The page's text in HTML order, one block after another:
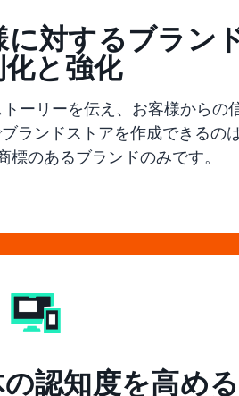
に対するブラン
と強化
ーリーを伝え、お客様からの
ランドストアを作成できるの
標のあるブランドのみです。
認知度を高め